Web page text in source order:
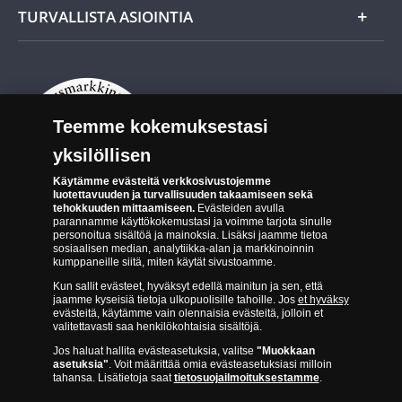
Evästeet Suomen Monetan verkkokaupassa
Tuotteiden toimittaminen
Saavutettavuusseloste
TURVALLISTA ASIOINTIA
Aitous- ja laatutakuu
Suomen Moneta toimii virallisena jakelijana useimmille maailman
Britannian kuninkaallinen rahapaja, Ranskan rahapaja, Kanadan
kuninkaallinen rahapaja, Australian kuninkaallinen rahapaja, Etelä-
Afrikan kuninkaallinen rahapaja, Itävallan rahapaja, Alankomaiden
Teemme kokemuksestasi
yksilöllisen
Käytämme evästeitä verkkosivustojemme
luotettavuuden ja turvallisuuden takaamiseen sekä
tehokkuuden mittaamiseen.Evästeiden avulla
parannamme käyttökokemustasi ja voimme tarjota sinulle
personoitua sisältöä ja mainoksia. Lisäksi jaamme tietoa
sosiaalisen median, analytiikka-alan ja markkinoinnin
kumppaneille siitä, miten käytät sivustoamme.
Kun sallit evästeet, hyväksyt edellä mainitun ja sen, että
jaamme kyseisiä tietoja ulkopuolisille tahoille. Jos et hyväksy
evästeitä, käytämme vain olennaisia evästeitä, jolloin et
valitettavasti saa henkilökohtaisia sisältöjä.
Jos haluat hallita evästeasetuksia, valitse "Muokkaan
asetuksia". Voit määrittää omia evästeasetuksiasi milloin
tahansa. Lisätietoja saattietosuojailmoituksestamme.